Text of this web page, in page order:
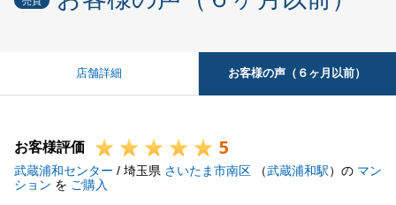
店舗詳細 お客様の声（６ヶ月以前）
お客様評価 5
武蔵浦和センター / 埼玉県 さいたま市南区 （武蔵浦和駅）の マン
ション を ご購入